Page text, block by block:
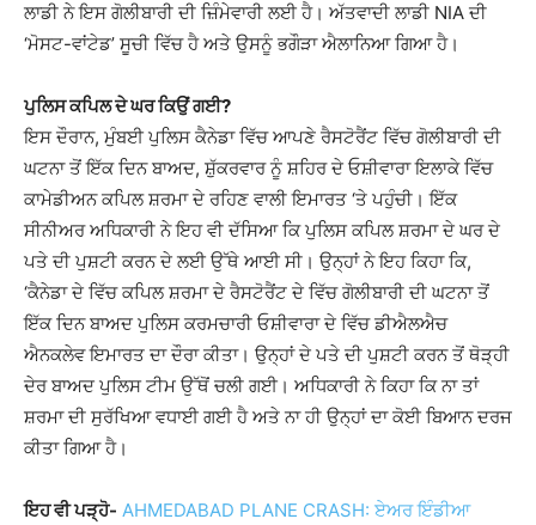
ਲਾਡੀ ਨੇ ਇਸ ਗੋਲੀਬਾਰੀ ਦੀ ਜ਼ਿੰਮੇਵਾਰੀ ਲਈ ਹੈ। ਅੱਤਵਾਦੀ ਲਾਡੀ NIA ਦੀ
‘ਮੋਸਟ-ਵਾਂਟੇਡ’ ਸੂਚੀ ਵਿੱਚ ਹੈ ਅਤੇ ਉਸਨੂੰ ਭਗੌੜਾ ਐਲਾਨਿਆ ਗਿਆ ਹੈ।
ਪੁਲਿਸ ਕਪਿਲ ਦੇ ਘਰ ਕਿਉਂ ਗਈ?
ਇਸ ਦੌਰਾਨ, ਮੁੰਬਈ ਪੁਲਿਸ ਕੈਨੇਡਾ ਵਿੱਚ ਆਪਣੇ ਰੈਸਟੋਰੈਂਟ ਵਿੱਚ ਗੋਲੀਬਾਰੀ ਦੀ
ਘਟਨਾ ਤੋਂ ਇੱਕ ਦਿਨ ਬਾਅਦ, ਸ਼ੁੱਕਰਵਾਰ ਨੂੰ ਸ਼ਹਿਰ ਦੇ ਓਸ਼ੀਵਾਰਾ ਇਲਾਕੇ ਵਿੱਚ
ਕਾਮੇਡੀਅਨ ਕਪਿਲ ਸ਼ਰਮਾ ਦੇ ਰਹਿਣ ਵਾਲੀ ਇਮਾਰਤ ‘ਤੇ ਪਹੁੰਚੀ। ਇੱਕ
ਸੀਨੀਅਰ ਅਧਿਕਾਰੀ ਨੇ ਇਹ ਵੀ ਦੱਸਿਆ ਕਿ ਪੁਲਿਸ ਕਪਿਲ ਸ਼ਰਮਾ ਦੇ ਘਰ ਦੇ
ਪਤੇ ਦੀ ਪੁਸ਼ਟੀ ਕਰਨ ਦੇ ਲਈ ਉੱਥੇ ਆਈ ਸੀ। ਉਨ੍ਹਾਂ ਨੇ ਇਹ ਕਿਹਾ ਕਿ,
‘ਕੈਨੇਡਾ ਦੇ ਵਿੱਚ ਕਪਿਲ ਸ਼ਰਮਾ ਦੇ ਰੈਸਟੋਰੈਂਟ ਦੇ ਵਿੱਚ ਗੋਲੀਬਾਰੀ ਦੀ ਘਟਨਾ ਤੋਂ
ਇੱਕ ਦਿਨ ਬਾਅਦ ਪੁਲਿਸ ਕਰਮਚਾਰੀ ਓਸ਼ੀਵਾਰਾ ਦੇ ਵਿੱਚ ਡੀਐਲਐਚ
ਐਨਕਲੇਵ ਇਮਾਰਤ ਦਾ ਦੌਰਾ ਕੀਤਾ। ਉਨ੍ਹਾਂ ਦੇ ਪਤੇ ਦੀ ਪੁਸ਼ਟੀ ਕਰਨ ਤੋਂ ਥੋੜ੍ਹੀ
ਦੇਰ ਬਾਅਦ ਪੁਲਿਸ ਟੀਮ ਉੱਥੋਂ ਚਲੀ ਗਈ। ਅਧਿਕਾਰੀ ਨੇ ਕਿਹਾ ਕਿ ਨਾ ਤਾਂ
ਸ਼ਰਮਾ ਦੀ ਸੁਰੱਖਿਆ ਵਧਾਈ ਗਈ ਹੈ ਅਤੇ ਨਾ ਹੀ ਉਨ੍ਹਾਂ ਦਾ ਕੋਈ ਬਿਆਨ ਦਰਜ
ਕੀਤਾ ਗਿਆ ਹੈ।
ਇਹ ਵੀ ਪੜ੍ਹੋ- AHMEDABAD PLANE CRASH: ਏਅਰ ਇੰਡੀਆ